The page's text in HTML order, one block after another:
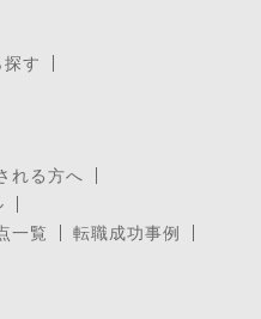
す
れる方へ
一覧
転職成功事例